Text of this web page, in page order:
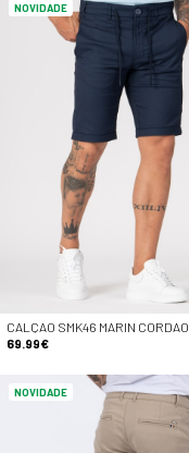
NOVIDADE
CALÇAO SMK46 MARIN CORDAO
69.99€
NOVIDADE